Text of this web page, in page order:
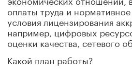
оплаты труда и
условия лицензирования
например, цифровых
оценки качества, сетевого
Какой план работы?